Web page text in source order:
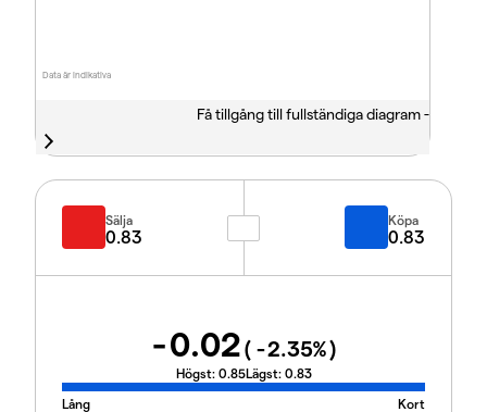
Data är indikativa
Få tillgång till fullständiga diagram -
Sälja
0.83
Köpa
0.83
-0.02( -2.35%)
Högst: 0.85Lägst: 0.83
Lång
Kort